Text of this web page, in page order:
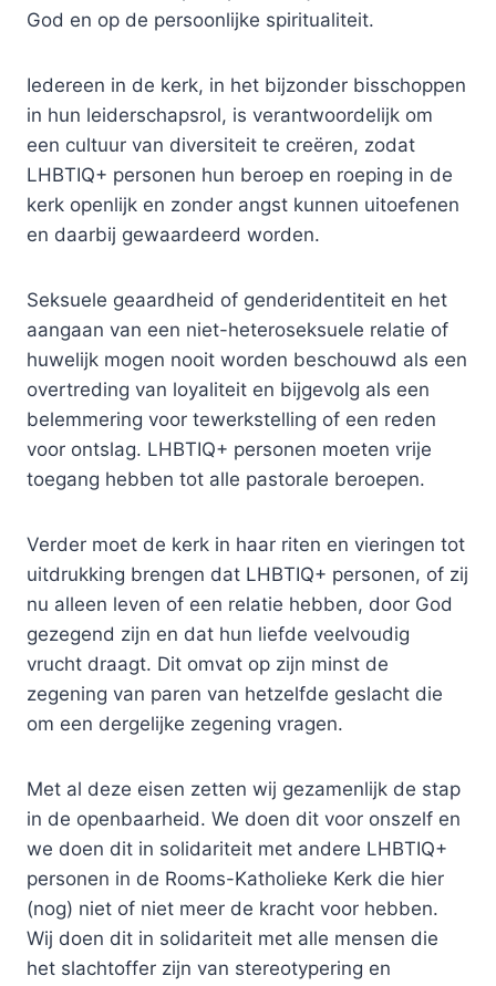
God en op de persoonlijke spiritualiteit.
Iedereen in de kerk, in het bijzonder bisschoppen
in hun leiderschapsrol, is verantwoordelijk om
een cultuur van diversiteit te creëren, zodat
LHBTIQ+ personen hun beroep en roeping in de
kerk openlijk en zonder angst kunnen uitoefenen
en daarbij gewaardeerd worden.
Seksuele geaardheid of genderidentiteit en het
aangaan van een niet-heteroseksuele relatie of
huwelijk mogen nooit worden beschouwd als een
overtreding van loyaliteit en bijgevolg als een
belemmering voor tewerkstelling of een reden
voor ontslag. LHBTIQ+ personen moeten vrije
toegang hebben tot alle pastorale beroepen.
Verder moet de kerk in haar riten en vieringen tot
uitdrukking brengen dat LHBTIQ+ personen, of zij
nu alleen leven of een relatie hebben, door God
gezegend zijn en dat hun liefde veelvoudig
vrucht draagt. Dit omvat op zijn minst de
zegening van paren van hetzelfde geslacht die
om een dergelijke zegening vragen.
Met al deze eisen zetten wij gezamenlijk de stap
in de openbaarheid. We doen dit voor onszelf en
we doen dit in solidariteit met andere LHBTIQ+
personen in de Rooms-Katholieke Kerk die hier
(nog) niet of niet meer de kracht voor hebben.
Wij doen dit in solidariteit met alle mensen die
het slachtoffer zijn van stereotypering en